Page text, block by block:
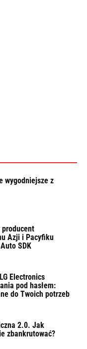
wygodniejsze z
producent
Azji i Pacyfiku
SDK
Electronics
pod hasłem:
do Twoich potrzeb
2.0. Jak
zbankrutować?